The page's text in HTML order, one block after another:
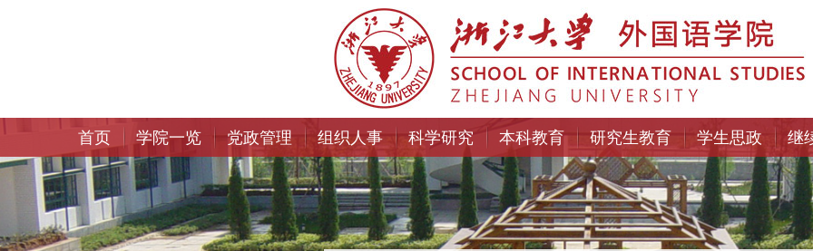
首页 学院一览 党政管理 组织人事 科学研究 本科教育 研究生教育 学生思政 继